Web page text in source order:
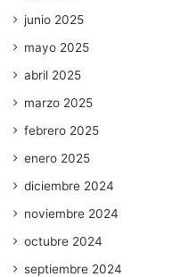
junio 2025
mayo 2025
abril 2025
marzo 2025
febrero 2025
enero 2025
diciembre 2024
noviembre 2024
octubre 2024
septiembre 2024